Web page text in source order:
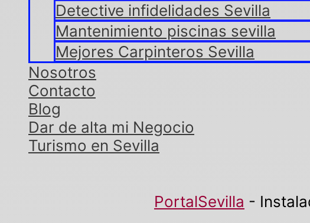
Detective infidelidades Sevilla
Mantenimiento piscinas sevilla
Mejores Carpinteros Sevilla
Nosotros
Contacto
Blog
Dar de alta mi Negocio
Turismo en Sevilla
PortalSevilla -